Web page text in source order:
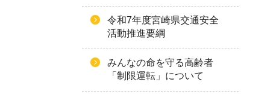
令和7年度宮崎県交通安全
活動推進要綱
みんなの命を守る高齢者
「制限運転」について